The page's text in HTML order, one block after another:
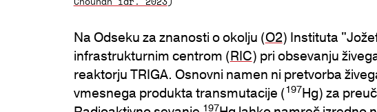
Na Odseku za znanosti o okolju (O2) Instituta
infrastrukturnim centrom (RIC) pri obsevanju
reaktorju TRIGA. Osnovni namen ni pretvorba
vmesnega produkta transmutacije (197Hg) za
197